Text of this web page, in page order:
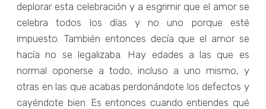
deplorar esta celebración y a esgrimir que el amor se
celebra todos los días y no uno porque esté
impuesto. También entonces decía que el amor se
hacía no se legalizaba. Hay edades a las que es
normal oponerse a todo, incluso a uno mismo, y
otras en las que acabas perdonándote los defectos y
cayéndote bien. Es entonces cuando entiendes qué